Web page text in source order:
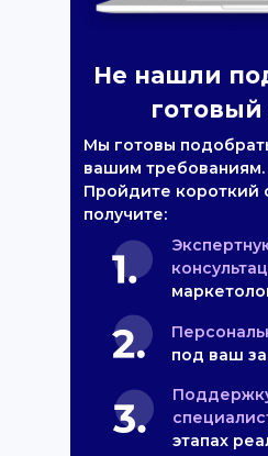
Не нашли
готовый
Мы готовы
вашим требованиям.
Пройдите короткий
получите:
под ваш
этапах